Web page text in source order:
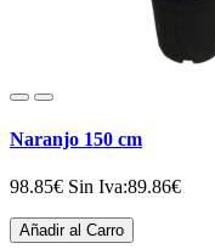
Naranjo 150 cm
98.85€ Sin Iva:89.86€
Añadir al Carro